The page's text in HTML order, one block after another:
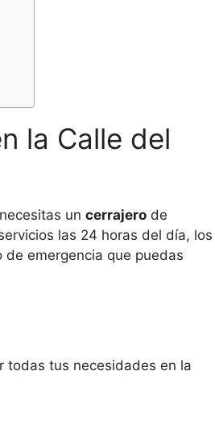
la Calle del
un cerrajero de
las 24 horas del día, los
emergencia que puedas
todas tus necesidades en la